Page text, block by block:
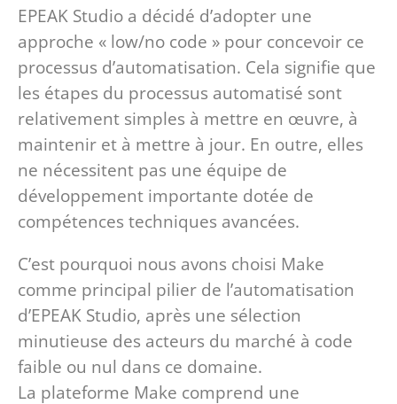
EPEAK Studio a décidé d’adopter une
approche « low/no code » pour concevoir ce
processus d’automatisation. Cela signifie que
les étapes du processus automatisé sont
relativement simples à mettre en œuvre, à
maintenir et à mettre à jour. En outre, elles
ne nécessitent pas une équipe de
développement importante dotée de
compétences techniques avancées.
C’est pourquoi nous avons choisi Make
comme principal pilier de l’automatisation
d’EPEAK Studio, après une sélection
minutieuse des acteurs du marché à code
faible ou nul dans ce domaine.
La plateforme Make comprend une